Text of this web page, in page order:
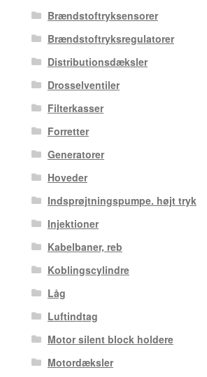
Brændstoftryksensorer
Brændstoftryksregulatorer
Distributionsdæksler
Drosselventiler
Filterkasser
Forretter
Generatorer
Hoveder
Indsprøjtningspumpe. højt tryk
Injektioner
Kabelbaner, reb
Koblingscylindre
Låg
Luftindtag
Motor silent block holdere
Motordæksler